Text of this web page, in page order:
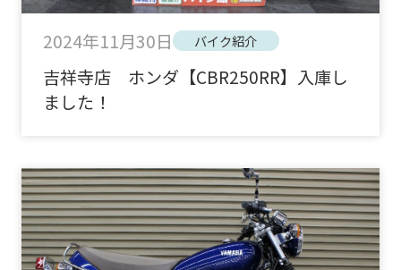
2024年11月30日 バイク紹介
吉祥寺店 ホンダ【CBR250RR】入庫し
ました！